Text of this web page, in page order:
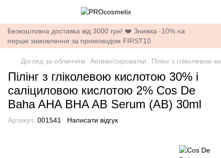
Безкоштовна доставка від 3000 грн! ❤️ Знижка -10% на
перше замовлення за промокодом FIRST10
Догляд за обличчям Активи/сироватки Пілінг з
Пілінг з гліколевою кислотою 30% і
саліциловою кислотою 2% Cos De
Baha AHA BHA AB Serum (AB) 30ml
Артикул: 001541 Написати відгук